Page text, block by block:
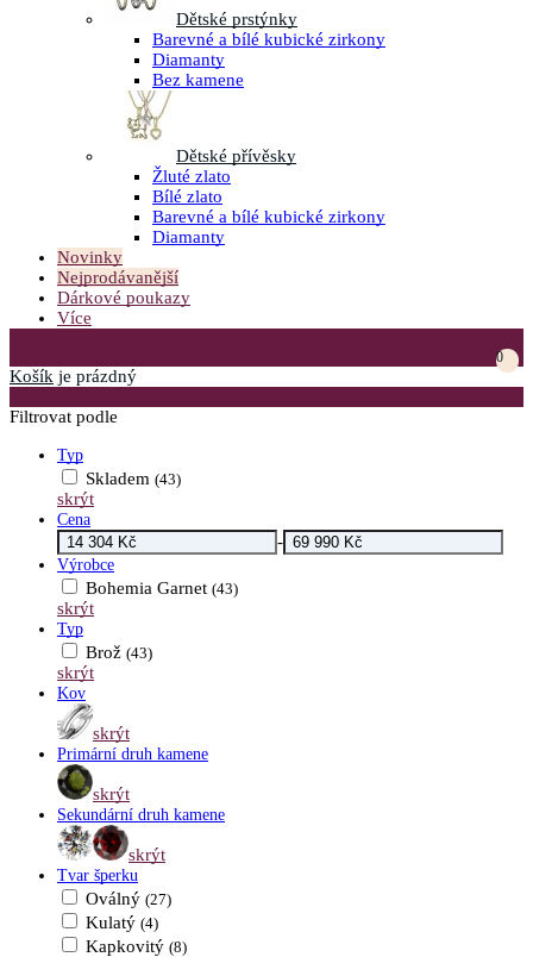
Dětské prstýnky
Barevné a bílé kubické zirkony
Diamanty
Bez kamene
Dětské přívěsky
Žluté zlato
Bílé zlato
Barevné a bílé kubické zirkony
Diamanty
Novinky
Nejprodávanější
Dárkové poukazy
Více
0
Košík je prázdný
Filtrovat podle
Typ
Skladem (43)
skrýt
Cena
-
Výrobce
Bohemia Garnet (43)
skrýt
Typ
Brož (43)
skrýt
Kov
skrýt
Primární druh kamene
skrýt
Sekundární druh kamene
skrýt
Tvar šperku
Oválný (27)
Kulatý (4)
Kapkovitý (8)